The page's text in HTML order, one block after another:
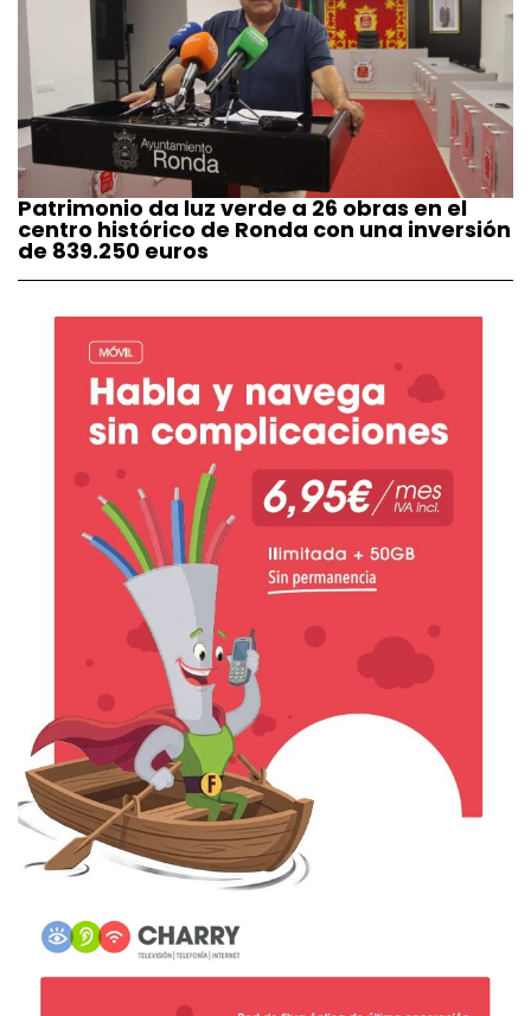
Patrimonio da luz verde a 26 obras en el
centro histórico de Ronda con una inversión
de 839.250 euros